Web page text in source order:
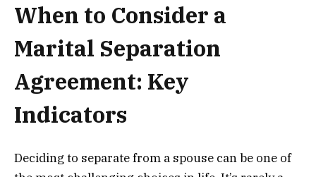
When to Consider a
Marital Separation
Agreement: Key
Indicators
Deciding to separate from a spouse can be one of